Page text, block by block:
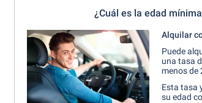
¿Cuál es la edad
Alquilar
Puede
una tasa
menos de
Esta tasa
su edad